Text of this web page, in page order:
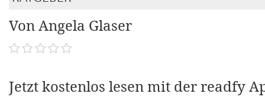
Von Angela Glaser
Jetzt kostenlos lesen mit der readfy